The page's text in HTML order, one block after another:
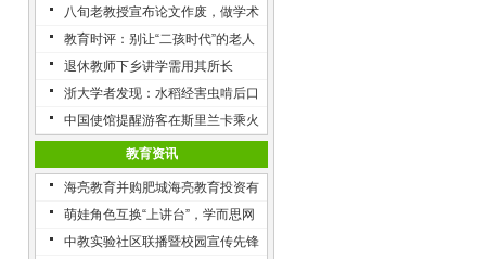
线
八旬老教授宣布论文作废，做学术
理当如此
教育时评：别让“二孩时代”的老人
不堪重负
退休教师下乡讲学需用其所长
浙大学者发现：水稻经害虫啃后口
感营养都提升了
中国使馆提醒游客在斯里兰卡乘火
车注意安全教育资讯
海亮教育并购肥城海亮教育投资有
限公司100%股权，加快教育资源
整合
萌娃角色互换“上讲台”，学而思网
校“小讲师”开讲
中教实验社区联播暨校园宣传先锋